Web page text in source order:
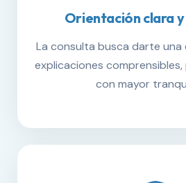
Orientación clara
La consulta busca darte una
explicaciones
con mayor